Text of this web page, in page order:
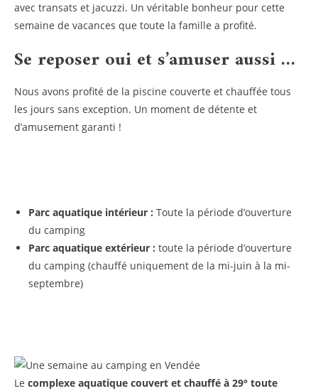
avec transats et jacuzzi. Un véritable bonheur pour cette
semaine de vacances que toute la famille a profité.
Se reposer oui et s’amuser aussi …
Nous avons profité de la piscine couverte et chauffée tous
les jours sans exception. Un moment de détente et
d’amusement garanti !
Parc aquatique intérieur : Toute la période d’ouverture
du camping
Parc aquatique extérieur : toute la période d’ouverture
du camping (chauffé uniquement de la mi-juin à la mi-
septembre)
Le complexe aquatique couvert et chauffé à 29° toute